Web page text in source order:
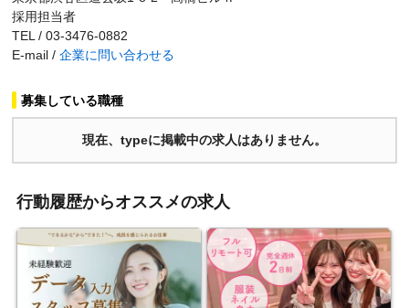
採用担当者
TEL / 03-3476-0882
E-mail / 企業に問い合わせる
募集している職種
現在、typeに掲載中の求人はありません。
行動履歴からオススメの求人